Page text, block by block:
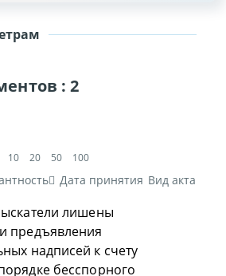
:2
10 20 50
100
Дата принятия Вид акта
лишены
предъявления
надписей к счету
бесспорного